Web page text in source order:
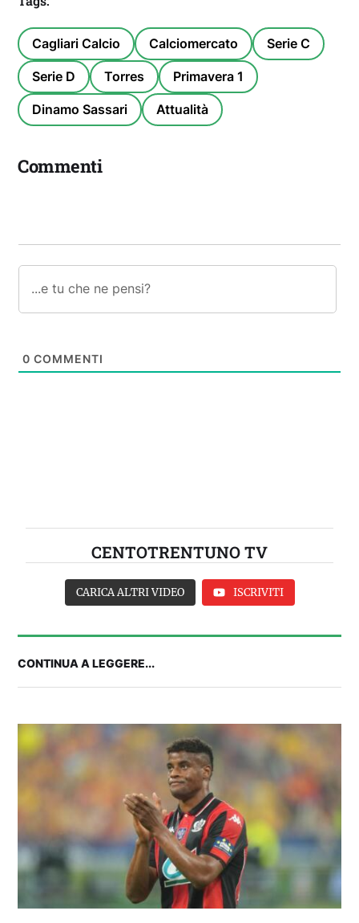
Cagliari Calcio Calciomercato Serie C
Serie D Torres Primavera 1
Dinamo Sassari Attualità
Commenti
0 COMMENTI
CENTOTRENTUNO TV
FANTA 131 LIVE | La nuova stagione al
fantacalcio: le novità di Fanta 131 e chi
acquistare
CARICA ALTRI VIDEO ISCRIVITI
CONTINUA A LEGGERE...